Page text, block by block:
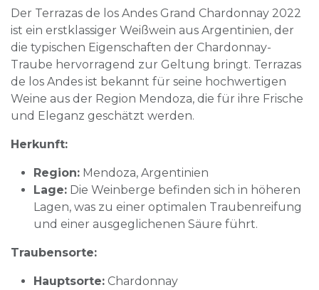
Der Terrazas de los Andes Grand Chardonnay 2022
ist ein erstklassiger Weißwein aus Argentinien, der
die typischen Eigenschaften der Chardonnay-
Traube hervorragend zur Geltung bringt. Terrazas
de los Andes ist bekannt für seine hochwertigen
Weine aus der Region Mendoza, die für ihre Frische
und Eleganz geschätzt werden.
Herkunft:
Region: Mendoza, Argentinien
Lage: Die Weinberge befinden sich in höheren
Lagen, was zu einer optimalen Traubenreifung
und einer ausgeglichenen Säure führt.
Traubensorte:
Hauptsorte: Chardonnay